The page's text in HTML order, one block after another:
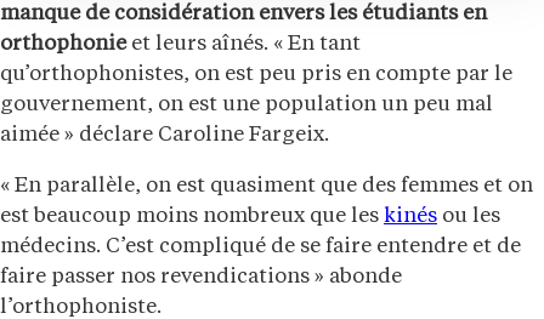
manque de considération envers les étudiants en
orthophonieet leurs aînés. « En tant
qu’orthophonistes, on est peu pris en compte par le
gouvernement, on est une population un peu mal
aimée » déclare Caroline Fargeix.
« En parallèle, on est quasiment que des femmes et on
est beaucoup moins nombreux que les kinés ou les
médecins. C’est compliqué de se faire entendre et de
faire passer nos revendications » abonde
l’orthophoniste.